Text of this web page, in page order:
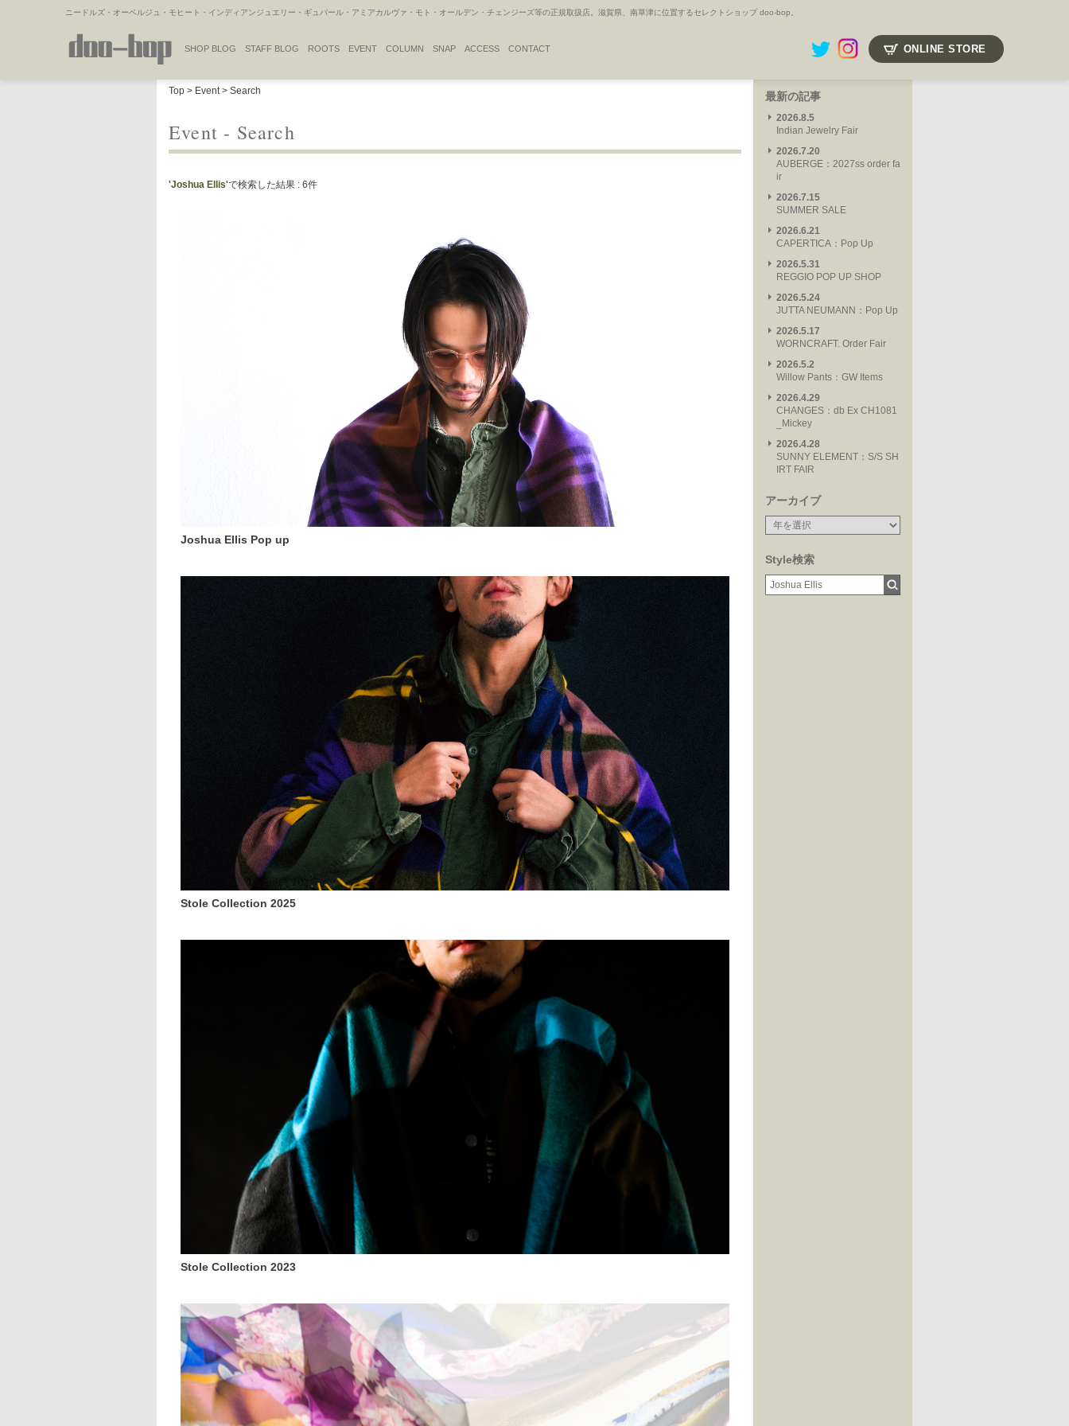
ニードルズ・オーベルジュ・モヒート・インディアンジュエリー・ギュパール・アミアカルヴァ・モト・オールデン・チェンジーズ等の正規取扱店。滋賀県、南草津に位置するセレクトショップ doo-bop。
SHOP BLOG STAFF BLOG ROOTS EVENT COLUMN SNAP ACCESS CONTACT ONLINE STORE
Top > Event> Search
Event - Search
'Joshua Ellis'で検索した結果 : 6件
Joshua Ellis Pop up
Stole Collection 2025
Stole Collection 2023
最新の記事
2026.8.5
Indian Jewelry Fair
2026.7.20
AUBERGE：2027ss order fa
ir
2026.7.15
SUMMER SALE
2026.6.21
CAPERTICA：Pop Up
2026.5.31
REGGIO POP UP SHOP
2026.5.24
JUTTA NEUMANN：Pop Up
2026.5.17
WORNCRAFT. Order Fair
2026.5.2
Willow Pants：GW Items
2026.4.29
CHANGES：db Ex CH1081
_Mickey
2026.4.28
SUNNY ELEMENT：S/S SH
IRT FAIR
アーカイブ
Style検索